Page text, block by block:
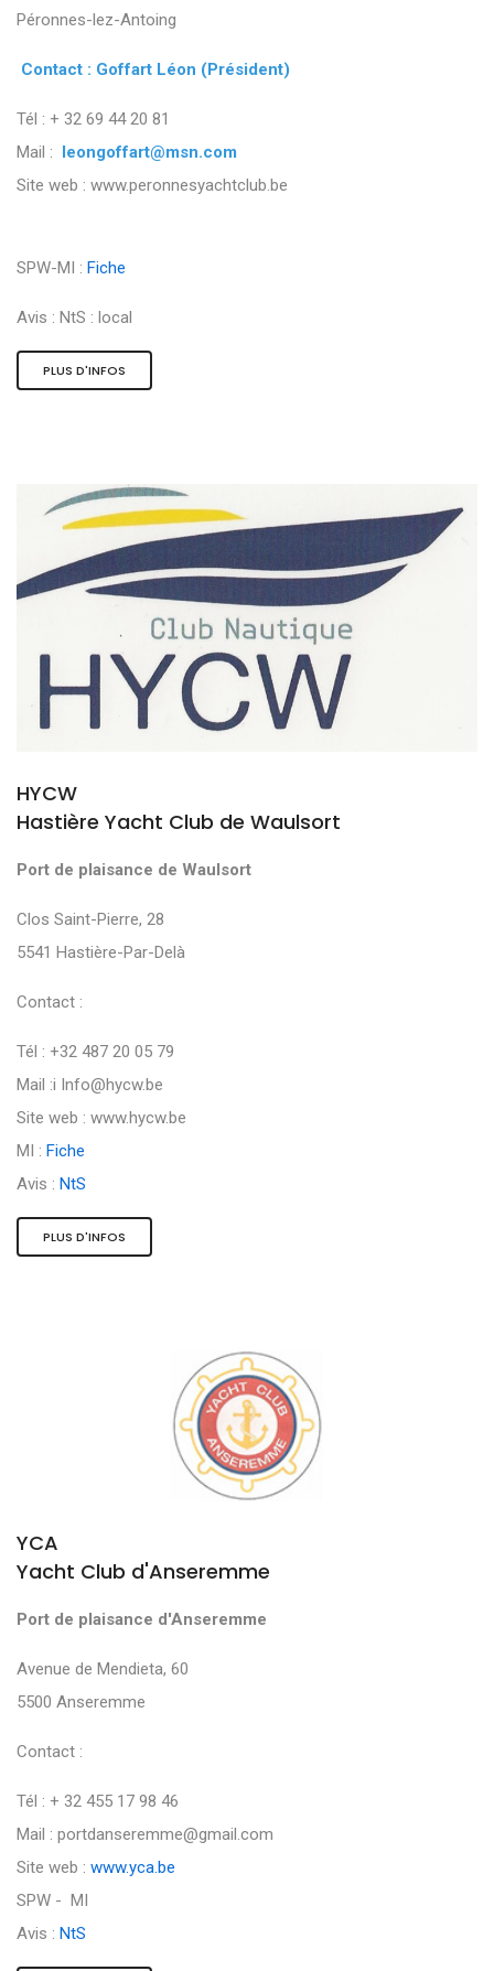
Péronnes-lez-Antoing
Contact : Goffart Léon (Président)
Tél : + 32 69 44 20 81
Mail : leongoffart@msn.com
Site web : www.peronnesyachtclub.be
SPW-MI : Fiche
Avis : NtS : local
PLUS D'INFOS
HYCW
Hastière Yacht Club de Waulsort
Port de plaisance de Waulsort
Clos Saint-Pierre, 28
5541 Hastière-Par-Delà
Contact :
Tél : +32 487 20 05 79
Mail :i Info@hycw.be
Site web : www.hycw.be
MI : Fiche
Avis : NtS
PLUS D'INFOS
YCA
Yacht Club d'Anseremme
Port de plaisance d'Anseremme
Avenue de Mendieta, 60
5500 Anseremme
Contact :
Tél : + 32 455 17 98 46
Mail : portdanseremme@gmail.com
Site web : www.yca.be
SPW - MI
Avis : NtS